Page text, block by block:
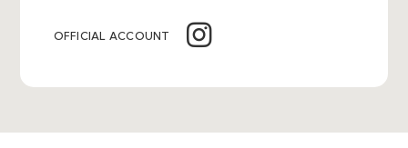
OFFICIAL ACCOUNT